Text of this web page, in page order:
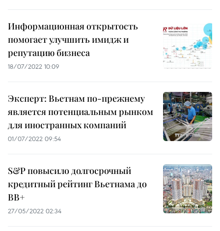
Информационная открытость
помогает улучшить имидж и
репутацию бизнеса
18/07/2022 10:09
Эксперт: Вьетнам по-прежнему
является потенциальным рынком
для иностранных компаний
01/07/2022 09:54
S&P повысило долгосрочный
кредитный рейтинг Вьетнама до
BB+
27/05/2022 02:34